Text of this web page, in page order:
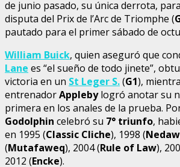
de junio pasado, su única derrota,
disputa del Prix de l’Arc de Triomphe (
pautado para el primer sábado de
William Buick, quien aseguró que
Lane es “el sueño de todo jinete”,
victoria en un St Leger S.(G1),
entrenadorApplebylogró anotar su
primera en los anales de la prueba.
Godolphin celebró su 7° triunfo,
en 1995 (Classic Cliche), 1998 (
(Mutafaweq), 2004 (Rule of Law),
2012 (Encke).